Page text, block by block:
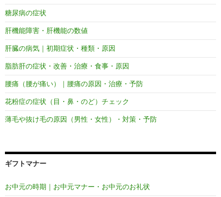
糖尿病の症状
肝機能障害・肝機能の数値
肝臓の病気｜初期症状・種類・原因
脂肪肝の症状・改善・治療・食事・原因
腰痛（腰が痛い）｜腰痛の原因・治療・予防
花粉症の症状（目・鼻・のど）チェック
薄毛や抜け毛の原因（男性・女性）・対策・予防
ギフトマナー
お中元の時期｜お中元マナー・お中元のお礼状